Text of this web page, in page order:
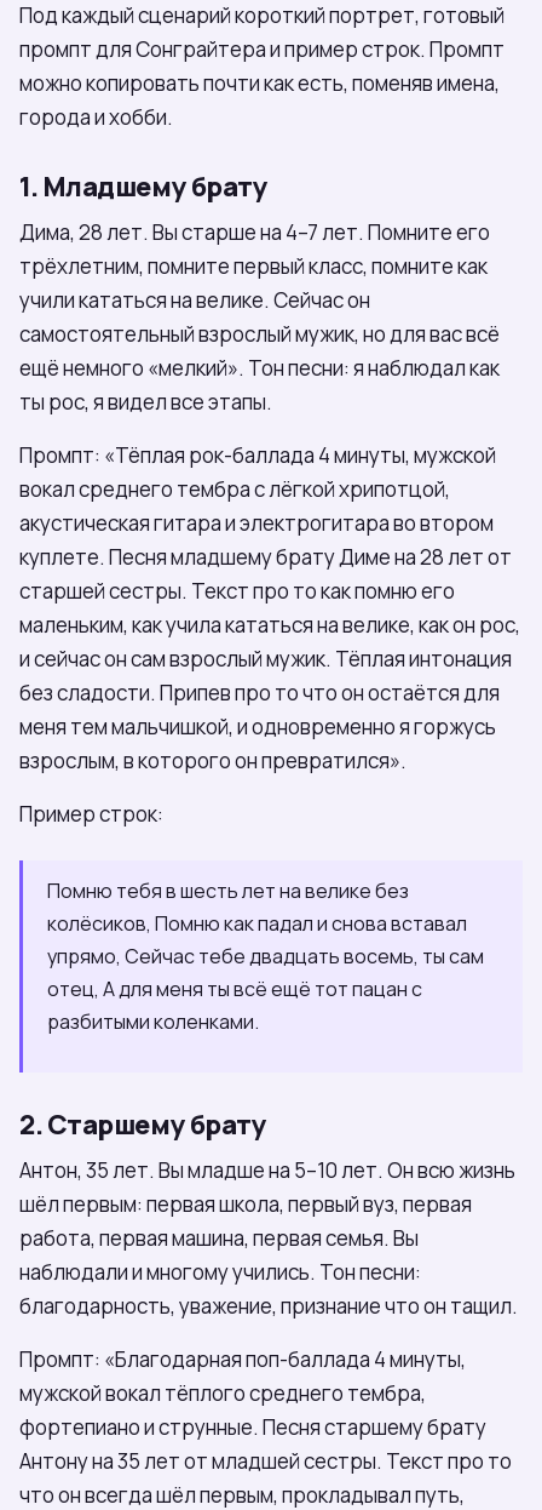
Под каждый сценарий короткий портрет, готовый
промпт для Сонграйтера и пример строк. Промпт
можно копировать почти как есть, поменяв имена,
города и хобби.
1. Младшему брату
Дима, 28 лет. Вы старше на 4–7 лет. Помните его
трёхлетним, помните первый класс, помните как
учили кататься на велике. Сейчас он
самостоятельный взрослый мужик, но для вас всё
ещё немного «мелкий». Тон песни: я наблюдал как
ты рос, я видел все этапы.
Промпт: «Тёплая рок-баллада 4 минуты, мужской
вокал среднего тембра с лёгкой хрипотцой,
акустическая гитара и электрогитара во втором
куплете. Песня младшему брату Диме на 28 лет от
старшей сестры. Текст про то как помню его
маленьким, как учила кататься на велике, как он рос,
и сейчас он сам взрослый мужик. Тёплая интонация
без сладости. Припев про то что он остаётся для
меня тем мальчишкой, и одновременно я горжусь
взрослым, в которого он превратился».
Пример строк:
Помню тебя в шесть лет на велике без
колёсиков, Помню как падал и снова вставал
упрямо, Сейчас тебе двадцать восемь, ты сам
отец, А для меня ты всё ещё тот пацан с
разбитыми коленками.
2. Старшему брату
Антон, 35 лет. Вы младше на 5–10 лет. Он всю жизнь
шёл первым: первая школа, первый вуз, первая
работа, первая машина, первая семья. Вы
наблюдали и многому учились. Тон песни:
благодарность, уважение, признание что он тащил.
Промпт: «Благодарная поп-баллада 4 минуты,
мужской вокал тёплого среднего тембра,
фортепиано и струнные. Песня старшему брату
Антону на 35 лет от младшей сестры. Текст про то
что он всегда шёл первым, прокладывал путь,